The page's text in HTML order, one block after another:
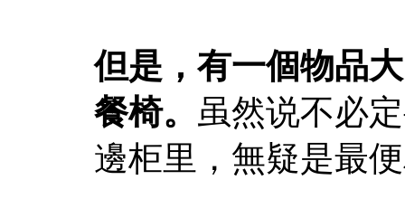
但是，有一個物品
餐椅。 虽然说不必
邊柜里，無疑是最